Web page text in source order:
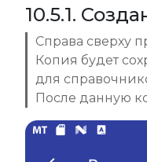
10.5.1.
Справа сверху
Копия будет
для
После данную